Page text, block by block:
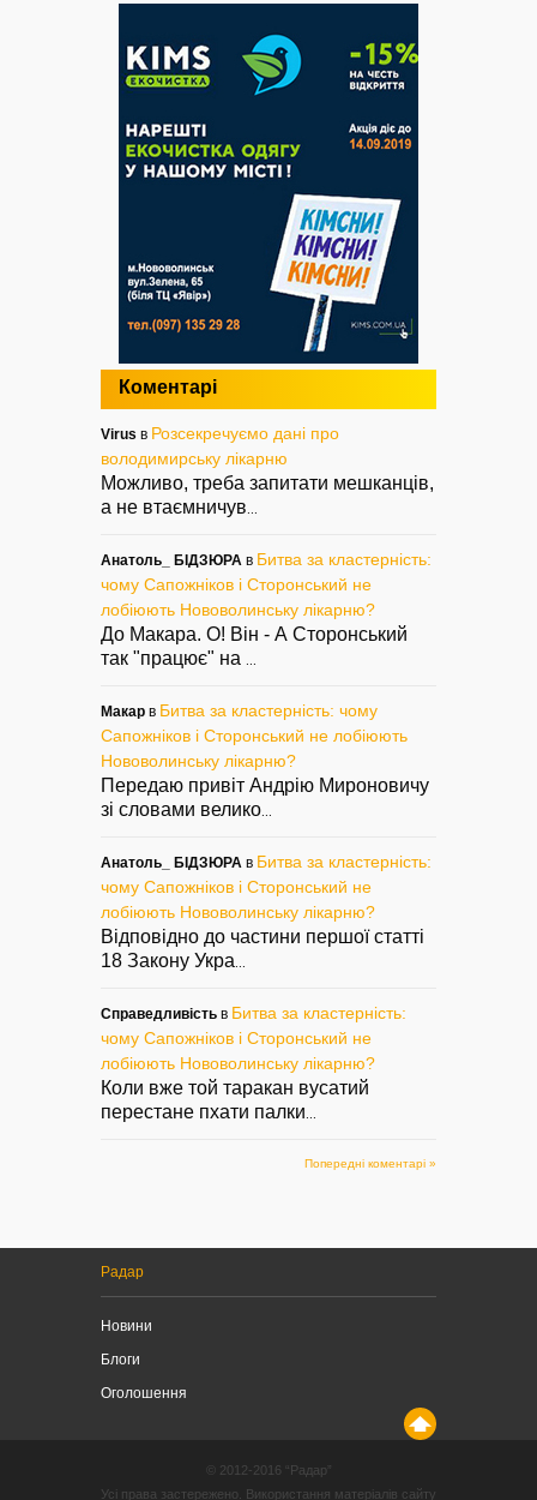
Коментарі
Virus в Розсекречуємо дані про
володимирську лікарню
Можливо, треба запитати мешканців,
а не втаємничув
Анатоль_ БІДЗЮРА в Битва за кластерність:
чому Сапожніков і Сторонський не
лобіюють Нововолинську лікарню?
До Макара. О! Він - А Сторонський
так "працює" на
Макар в Битва за кластерність: чому
Сапожніков і Сторонський не лобіюють
Нововолинську лікарню?
Передаю привіт Андрію Мироновичу
зі словами велико
Анатоль_ БІДЗЮРА в Битва за кластерність:
чому Сапожніков і Сторонський не
лобіюють Нововолинську лікарню?
Відповідно до частини першої статті
18 Закону Укра
Справедливість в Битва за кластерність:
чому Сапожніков і Сторонський не
лобіюють Нововолинську лікарню?
Коли вже той таракан вусатий
перестане пхати палки
Попередні коментарі »
Радар
Новини
Блоги
Оголошення
© 2012-2016 “Радар”
Усі права застережено. Використання матеріалів сайту